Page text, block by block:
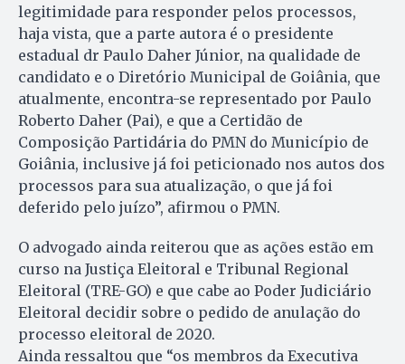
legitimidade para responder pelos processos,
haja vista, que a parte autora é o presidente
estadual dr Paulo Daher Júnior, na qualidade de
candidato e o Diretório Municipal de Goiânia, que
atualmente, encontra-se representado por Paulo
Roberto Daher (Pai), e que a Certidão de
Composição Partidária do PMN do Município de
Goiânia, inclusive já foi peticionado nos autos dos
processos para sua atualização, o que já foi
deferido pelo juízo”, afirmou o PMN.
O advogado ainda reiterou que as ações estão em
curso na Justiça Eleitoral e Tribunal Regional
Eleitoral (TRE-GO) e que cabe ao Poder Judiciário
Eleitoral decidir sobre o pedido de anulação do
processo eleitoral de 2020.
Ainda ressaltou que “os membros da Executiva